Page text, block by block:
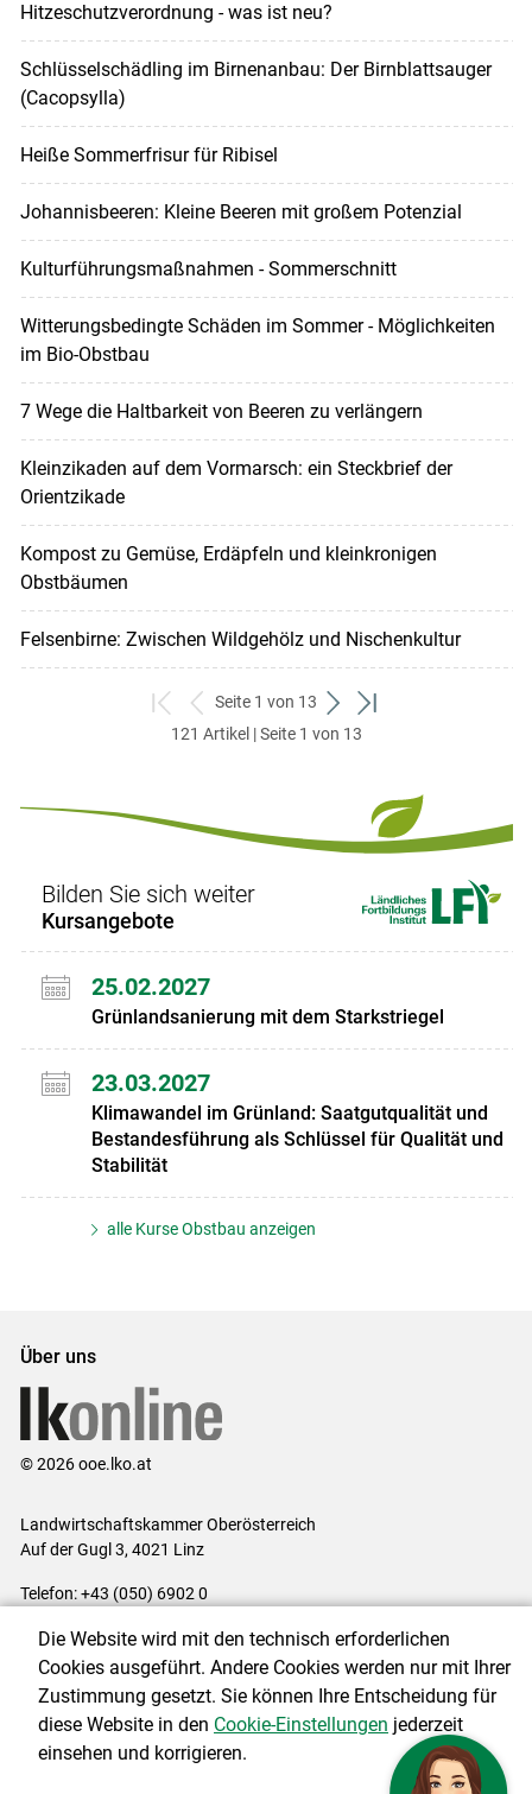
Hitzeschutzverordnung - was ist neu?
Schlüsselschädling im Birnenanbau: Der Birnblattsauger
(Cacopsylla)
Heiße Sommerfrisur für Ribisel
Johannisbeeren: Kleine Beeren mit großem Potenzial
Kulturführungsmaßnahmen - Sommerschnitt
Witterungsbedingte Schäden im Sommer - Möglichkeiten
im Bio-Obstbau
7 Wege die Haltbarkeit von Beeren zu verlängern
Kleinzikaden auf dem Vormarsch: ein Steckbrief der
Orientzikade
Kompost zu Gemüse, Erdäpfeln und kleinkronigen
Obstbäumen
Felsenbirne: Zwischen Wildgehölz und Nischenkultur
zum
ersten
zurück
zum
Seite 1 von 13
weiter
zum
zum
121 Artikel | Seite 1 von 13
Bilden Sie sich weiter
Kursangebote
25.02.2027
Grünlandsanierung mit dem Starkstriegel
23.03.2027
Klimawandel im Grünland: Saatgutqualität und
Bestandesführung als Schlüssel für Qualität und
Stabilität
alle Kurse Obstbau anzeigen
Über uns
© 2026 ooe.lko.at
Landwirtschaftskammer Oberösterreich
Auf der Gugl 3, 4021 Linz
Telefon: +43 (050) 6902 0
Impressum|Kontakt|Gewinnspiele|Datenschutzerklärung |
Barrierefreiheit
Cookie-Einstellungen
Die Website wird mit den technisch erforderlichen
Cookies ausgeführt. Andere Cookies werden nur mit Ihrer
Zustimmung gesetzt. Sie können Ihre Entscheidung für
diese Website in den Cookie-Einstellungen jederzeit
einsehen und korrigieren.